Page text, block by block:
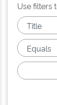
Use filters